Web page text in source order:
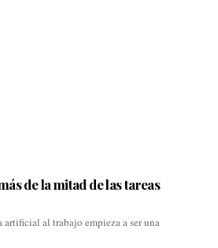
de la mitad de las tareas
al trabajo empieza a ser una